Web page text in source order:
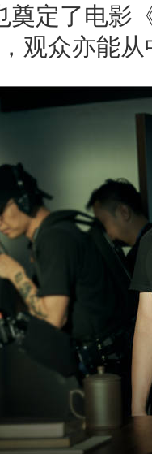
奠定了电影
观众亦能